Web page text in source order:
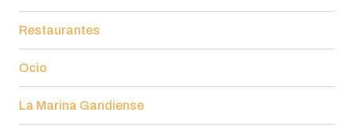
Restaurantes
Ocio
La Marina Gandiense